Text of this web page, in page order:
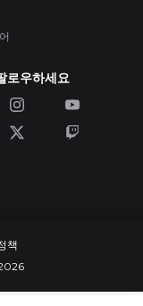
로우하세요
책